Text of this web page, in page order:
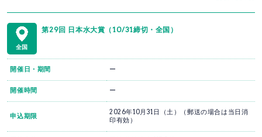
全国
第29回 日本水大賞（10/31締切・全国）
開催日・期間 ー
開催時間 ー
申込期限
2026年10月31日（土）（郵送の場合は当日消
印有効）